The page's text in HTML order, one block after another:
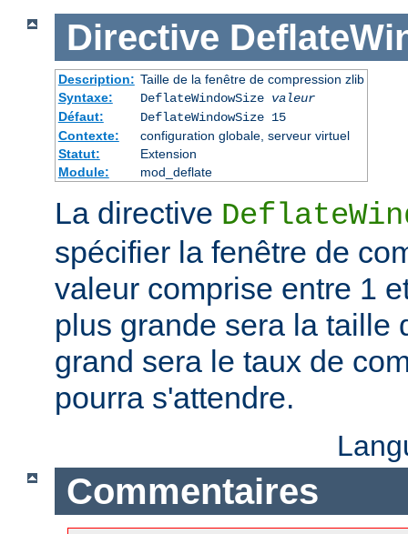
Directive
Description: Taille de la fenêtre de compression zlib
Syntaxe:
DeflateWindowSize valeur
Défaut:
DeflateWindowSize 15
Contexte:
configuration globale, serveur virtuel
Statut:
Extension
Module:
mod_deflate
La directive
spécifier la fenêtre de
valeur comprise entre 1
plus grande sera la taille
grand sera le taux de
pourra s'attendre.
Commentaires